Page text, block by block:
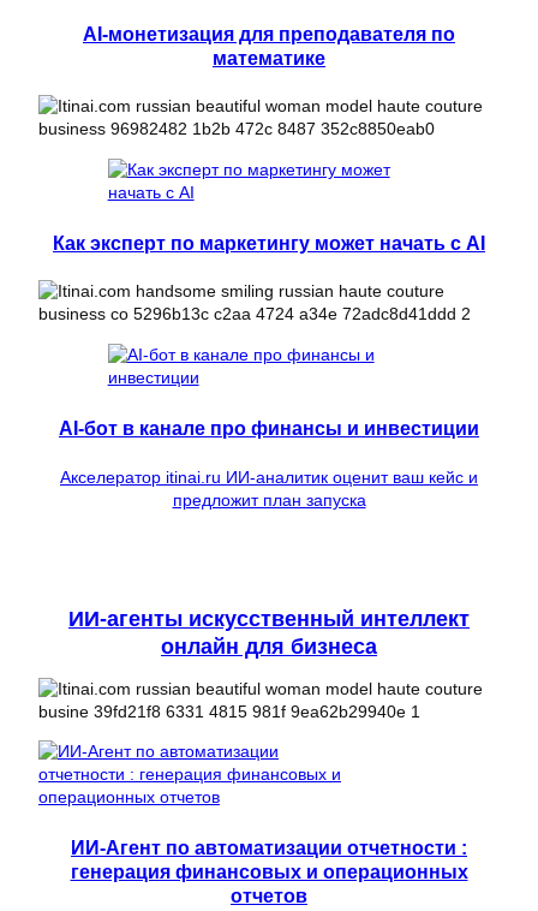
AI-монетизация для преподавателя по
математике
Как эксперт по маркетингу может начать с AI
AI-бот в канале про финансы и инвестиции
Акселератор itinai.ru ИИ-аналитик оценит ваш кейс и
предложит план запуска
ИИ-агенты искусственный интеллект
онлайн для бизнеса
ИИ-Агент по автоматизации отчетности :
генерация финансовых и операционных
отчетов